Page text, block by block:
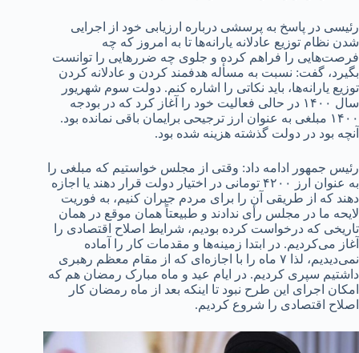
رئیسی در پاسخ به پرسشی درباره ارزیابی خود از اجرایی
شدن نظام توزیع عادلانه یارانه‌ها تا به امروز که چه
فرصت‌هایی را فراهم کرده و جلوی چه ضررهایی را توانست
بگیرد، گفت: نسبت به مسأله هدفمند کردن و عادلانه کردن
توزیع یارانه‌ها، باید نکاتی را اشاره کنم. دولت سوم شهریور
سال ۱۴۰۰ در حالی فعالیت خود را آغاز کرد که در بودجه
۱۴۰۰ مبلغی به عنوان ارز ترجیحی برایمان باقی نمانده بود.
آنچه بود در دولت گذشته هزینه شده بود.
رئیس جمهور ادامه داد: وقتی از مجلس خواستیم که مبلغی را
به عنوان ارز ۴۲۰۰ تومانی در اختیار دولت قرار دهند یا اجازه
دهند که از طریقی آن را برای مردم جبران کنیم، به فوریت
لایحه ما در مجلس رأی ندادند و طبیعتاً همان موقع در همان
تاریخی که درخواست کرده بودیم، شرایط اصلاح اقتصادی را
آغاز می‌کردیم. در ابتدا زمینه‌ها و مقدمات کار را آماده
نمی‌دیدیم، لذا ۷ ماه را با اجازه‌ای که از مقام معظم رهبری
داشتیم سپری کردیم. در ایام عید و ماه مبارک رمضان هم که
امکان اجرای این طرح نبود تا اینکه بعد از ماه رمضان کار
اصلاح اقتصادی را شروع کردیم.